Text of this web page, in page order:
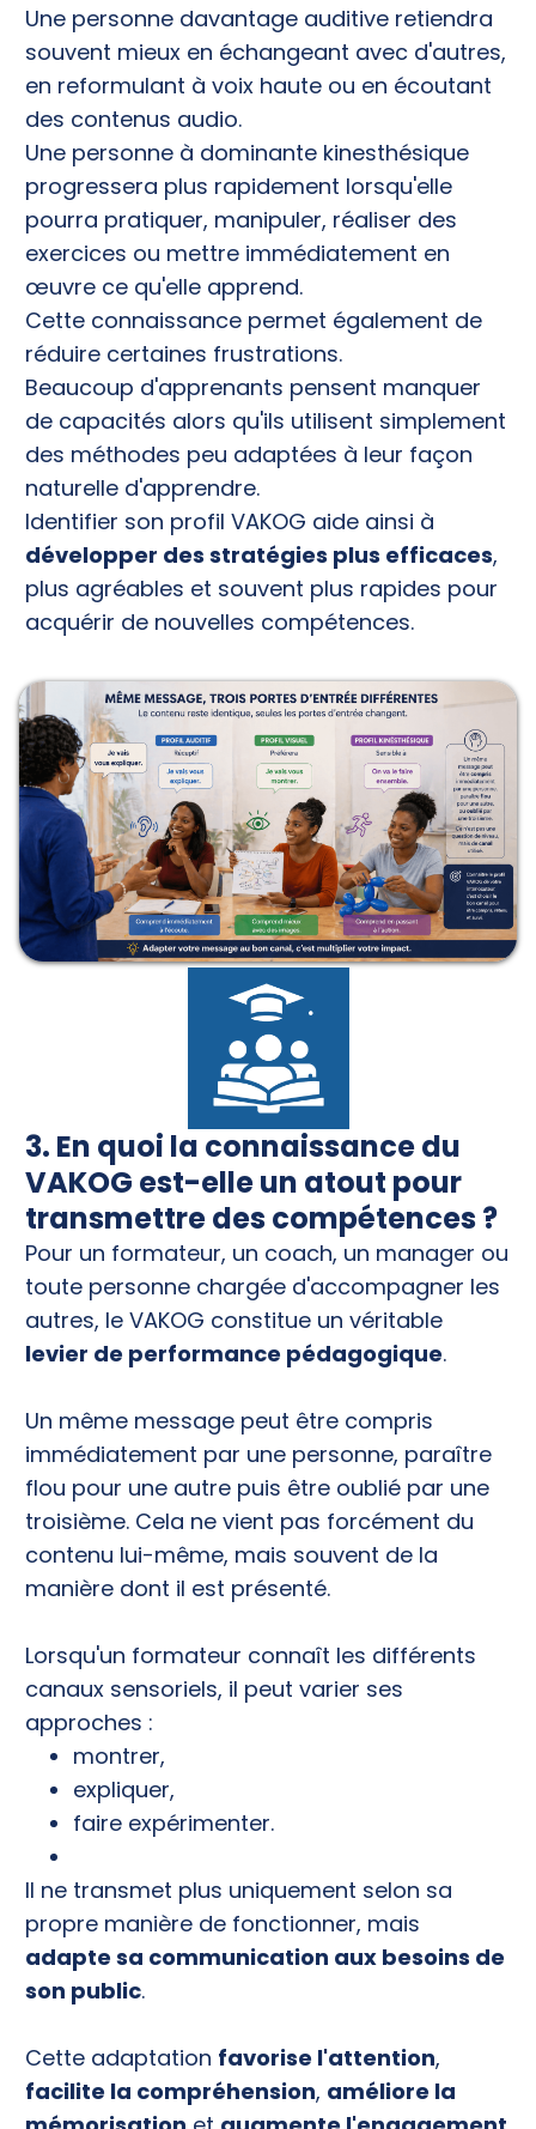
Une personne davantage auditive retiendra
souvent mieux en échangeant avec d'autres,
en reformulant à voix haute ou en écoutant
des contenus audio.
Une personne à dominante kinesthésique
progressera plus rapidement lorsqu'elle
pourra pratiquer, manipuler, réaliser des
exercices ou mettre immédiatement en
œuvre ce qu'elle apprend.
Cette connaissance permet également de
réduire certaines frustrations.
Beaucoup d'apprenants pensent manquer
de capacités alors qu'ils utilisent simplement
des méthodes peu adaptées à leur façon
naturelle d'apprendre.
Identifier son profil VAKOG aide ainsi à
développer des stratégies plus efficaces,
plus agréables et souvent plus rapides pour
acquérir de nouvelles compétences.
3. En quoi la connaissance du
VAKOG est-elle un atout pour
transmettre des compétences ?
Pour un formateur, un coach, un manager ou
toute personne chargée d'accompagner les
autres, le VAKOG constitue un véritable
levier de performance pédagogique.
Un même message peut être compris
immédiatement par une personne, paraître
flou pour une autre puis être oublié par une
troisième. Cela ne vient pas forcément du
contenu lui-même, mais souvent de la
manière dont il est présenté.
Lorsqu'un formateur connaît les différents
canaux sensoriels, il peut varier ses
approches :
montrer,
expliquer,
faire expérimenter.
Il ne transmet plus uniquement selon sa
propre manière de fonctionner, mais
adapte sa communication aux besoins de
son public.
Cette adaptation favorise l'attention,
facilite la compréhension, améliore la